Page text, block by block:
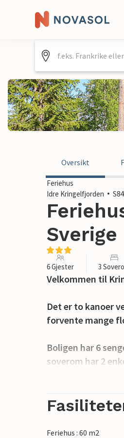
Oversikt
Feriehus
Idre Kringelfjorden
Sverige
6 Gjester 3
Velkommen til
Det er to kanoer
forvente mange
Boligen har 6
soverom har 2
annen stue, et
Det er mange
år gammel
Feriehus : 60 m2